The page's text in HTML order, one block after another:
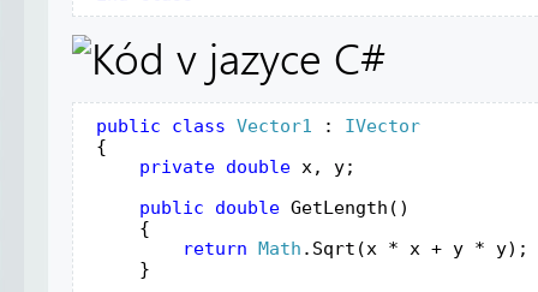
public class Vector1 : IVector
{
private double x, y;
public
double GetLength ()
     {
return Math . Sqrt (x * x + y * y);
     }